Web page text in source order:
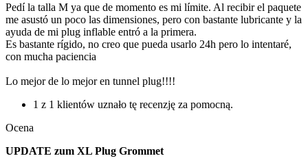
Pedí la talla M ya que de momento es mi límite. Al recibir el paquete
me asustó un poco las dimensiones, pero con bastante lubricante y la
ayuda de mi plug inflable entró a la primera.
Es bastante rígido, no creo que pueda usarlo 24h pero lo intentaré,
con mucha paciencia
Lo mejor de lo mejor en tunnel plug!!!!
1 z 1 klientów uznało tę recenzję za pomocną.
Ocena
UPDATE zum XL Plug Grommet